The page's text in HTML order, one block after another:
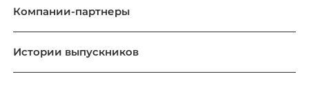
Компании-партнеры
Истории выпускников